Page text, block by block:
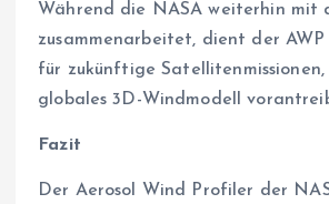
Während die NASA weiterhin mit
zusammenarbeitet, dient der AWP
für zukünftige Satellitenmissionen,
globales 3D-Windmodell
Fazit
Der Aerosol Wind Profiler der